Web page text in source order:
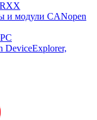
и модули CANopen
DeviceExplorer,